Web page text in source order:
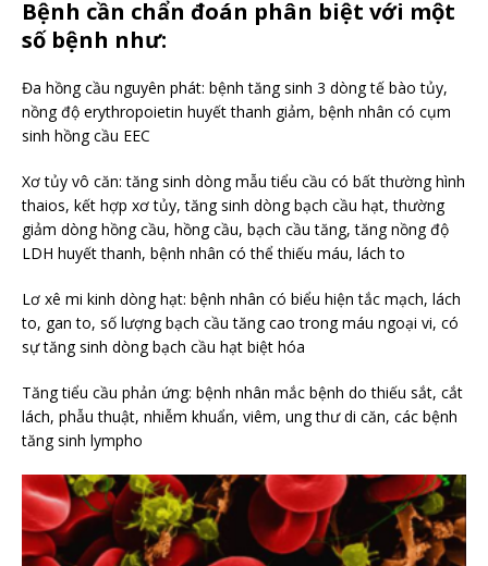
Bệnh cần chẩn đoán phân biệt với một
số bệnh như:
Đa hồng cầu nguyên phát: bệnh tăng sinh 3 dòng tế bào tủy,
nồng độ erythropoietin huyết thanh giảm, bệnh nhân có cụm
sinh hồng cầu EEC
Xơ tủy vô căn: tăng sinh dòng mẫu tiểu cầu có bất thường hình
thaios, kết hợp xơ tủy, tăng sinh dòng bạch cầu hạt, thường
giảm dòng hồng cầu, hồng cầu, bạch cầu tăng, tăng nồng độ
LDH huyết thanh, bệnh nhân có thể thiếu máu, lách to
Lơ xê mi kinh dòng hạt: bệnh nhân có biểu hiện tắc mạch, lách
to, gan to, số lượng bạch cầu tăng cao trong máu ngoại vi, có
sự tăng sinh dòng bạch cầu hạt biệt hóa
Tăng tiểu cầu phản ứng: bệnh nhân mắc bệnh do thiếu sắt, cắt
lách, phẫu thuật, nhiễm khuẩn, viêm, ung thư di căn, các bệnh
tăng sinh lympho